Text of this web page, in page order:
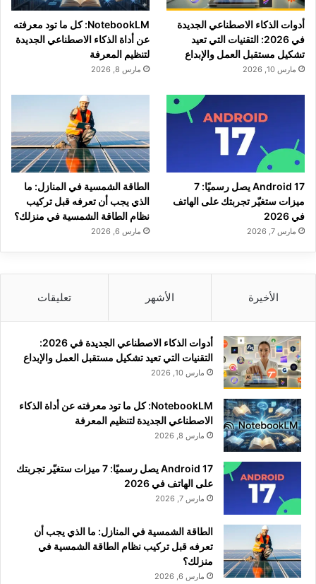
أدوات الذكاء الاصطناعي الجديدة
في 2026: التقنيات التي تعيد
تشكيل مستقبل العمل والإبداع
مارس 10, 2026
NotebookLM: كل ما تود معرفته
عن أداة الذكاء الاصطناعي الجديدة
لتنظيم المعرفة
مارس 8, 2026
Android 17 يصل رسميًا: 7
ميزات ستغيّر تجربتك على الهاتف
في 2026
مارس 7, 2026
الطاقة الشمسية في المنازل: ما
الذي يجب أن تعرفه قبل تركيب
نظام الطاقة الشمسية في منزلك؟
مارس 6, 2026
الأخيرة الأشهر تعليقات
أدوات الذكاء الاصطناعي الجديدة في 2026:
التقنيات التي تعيد تشكيل مستقبل العمل والإبداع
مارس 10, 2026
NotebookLM: كل ما تود معرفته عن أداة الذكاء
الاصطناعي الجديدة لتنظيم المعرفة
مارس 8, 2026
Android 17 يصل رسميًا: 7 ميزات ستغيّر تجربتك
على الهاتف في 2026
مارس 7, 2026
الطاقة الشمسية في المنازل: ما الذي يجب أن
تعرفه قبل تركيب نظام الطاقة الشمسية في
منزلك؟
مارس 6, 2026